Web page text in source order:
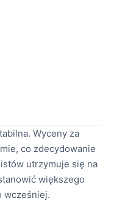
Wyceny za
co zdecydowanie
utrzymuje się na
większego
wcześniej.